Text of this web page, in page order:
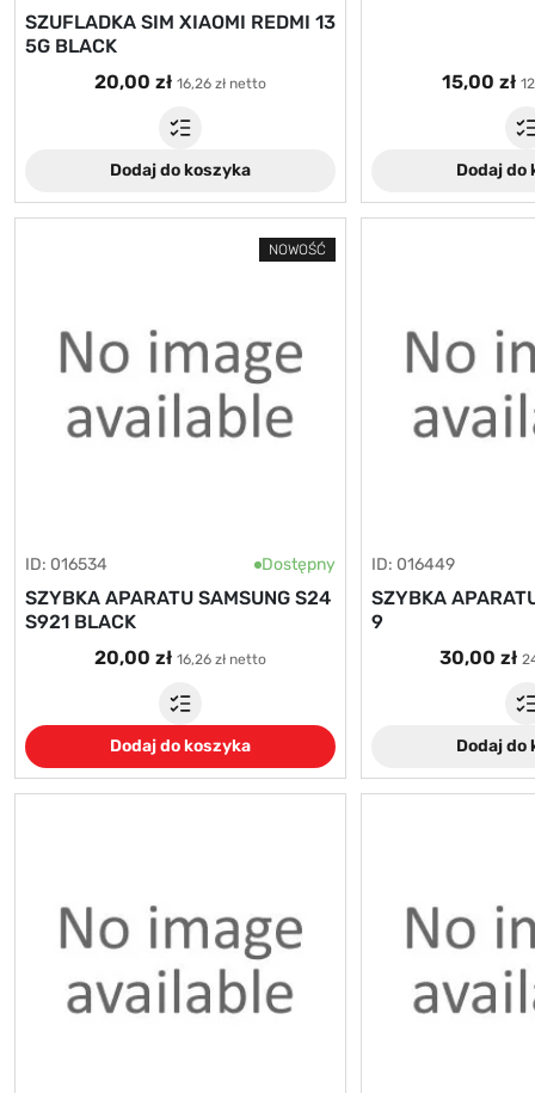
SZUFLADKA SIM XIAOMI REDMI 13
5G BLACK
20,00 zł 16,26 zł netto
Dodaj do koszyka
15,00 zł
Dodaj do
NOWOŚĆ
ID: 016534 Dostępny
SZYBKA APARATU SAMSUNG S24
S921 BLACK
20,00 zł 16,26 zł netto
Dodaj do koszyka
ID: 016449
SZYBKA
9
30,00 zł
Dodaj do